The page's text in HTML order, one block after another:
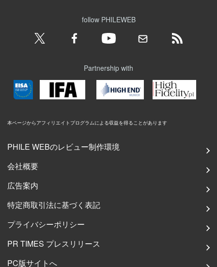
follow PHILEWEB
Partnership with
本ページからアフィリエイトプログラムによる収益を得ることがあります
PHILE WEBのレビュー制作環境
会社概要
広告案内
特定商取引法に基づく表記
プライバシーポリシー
PR TIMES プレスリリース
PC版サイトへ